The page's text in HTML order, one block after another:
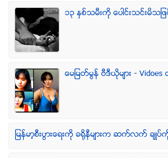
၁၃ ႏွစ္သမီးကို ေပါင္းသင္းမိသျဖင့္
ေမျမတ္မြန္ ဗီဒီယုိမ်ား - Vidoes
ျမန္မာ့စီးပြားေရးကို ခရိုနီမ်ားက ဆက္လက္ ခ်ဳပ္